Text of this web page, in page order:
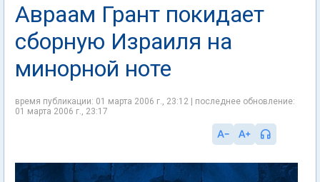
Авраам Грант покидает
сборную Израиля на
минорной ноте
время публикации: 01 марта 2006 г., 23:12 | последнее обновление:
01 марта 2006 г., 23:17